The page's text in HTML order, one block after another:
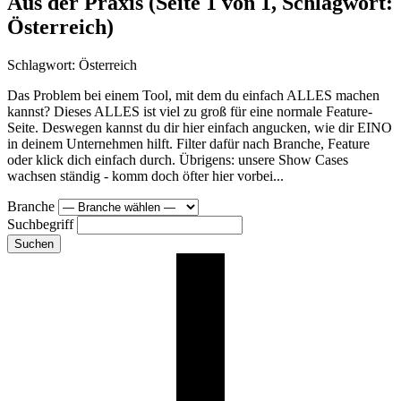
Österreich)
Schlagwort: Österreich
Das Problem bei einem Tool, mit dem du einfach ALLES machen
kannst? Dieses ALLES ist viel zu groß für eine normale Feature-
Seite. Deswegen kannst du dir hier einfach angucken, wie dir EINO
in deinem Unternehmen hilft. Filter dafür nach Branche, Feature
oder klick dich einfach durch. Übrigens: unsere Show Cases
wachsen ständig - komm doch öfter hier vorbei...
Branche
Suchbegriff
Suchen